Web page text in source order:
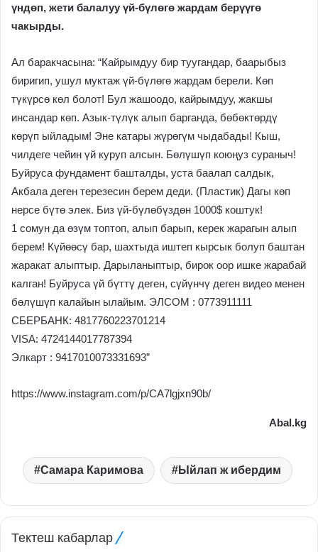
үндөп, жети балалуу үй-бүлөгө жардам берүүгө
чакырды.
Ал баракчасына: “Кайрымдуу бир туугандар, баарыбыз
биригип, ушул муктаж үй-бүлөгө жардам берели. Көп
түкүрсө көл болот! Бул жашоодо, кайрымдуу, жакшы
инсандар көп. Азык-түлүк алып барганда, бөбөктөрдү
көрүп ыйладым! Эне катары жүрөгүм чыдабады! Кыш,
чилдеге чейин үй куруп алсын. Бөлүшүп коюңуз сураныч!
Буйруса фундамент башталды, уста баалап салдык,
Акбала деген терезесин берем деди. (Пластик) Дагы көп
нерсе бүтө элек. Биз үй-бүлөбүздөн 1000$ коштук!
1 сомун да өзүм топтоп, алып барып, керек жарагын алып
берем! Күйөөсү бар, шахтыда иштеп кырсык болуп баштан
жаракат алыптыр. Дарыланыптыр, бирок оор ишке жарабай
калган! Буйруса үй бүттү деген, сүйүнчү деген видео менен
бөлүшүп калайын ылайым. ЭЛСОМ : 0773911111
СБЕРБАНК: 4817760223701214
VISA: 4724144017787394
Элкарт : 9417010073331693”
https://www.instagram.com/p/CA7lgjxn90b/
Abal.kg
Самара Каримова Ыйлап ж ибердим
Тектеш кабарлар